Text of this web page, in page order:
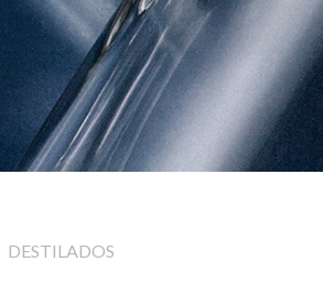
DESTILADOS